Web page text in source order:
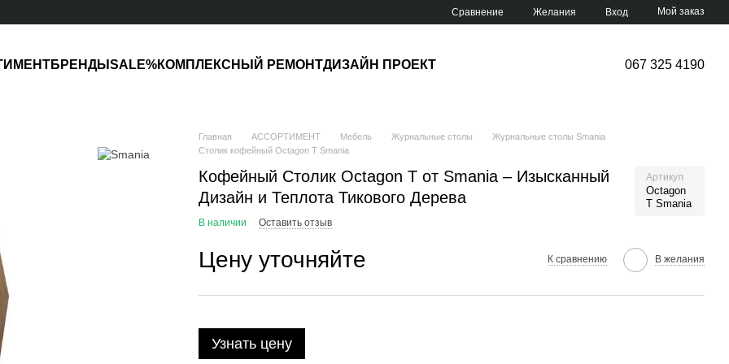
Сравнение Желания Вход Мой заказ
БРЕНДЫ SALE%КОМПЛЕКСНЫЙ РЕМОНТДИЗАЙН ПРОЕКТ 067 325 4190
Главная АССОРТИМЕНТ Мебель Журнальные столы
Журнальные столы Smania
Столик кофейный Octagon T Smania
Кофейный Столик Octagon T от Smania – Изысканный
Дизайн и Теплота Тикового Дерева
Артикул
Octagon
T Smania
В наличии Оставить отзыв
Цену уточняйте К сравнению В желания
Узнать цену